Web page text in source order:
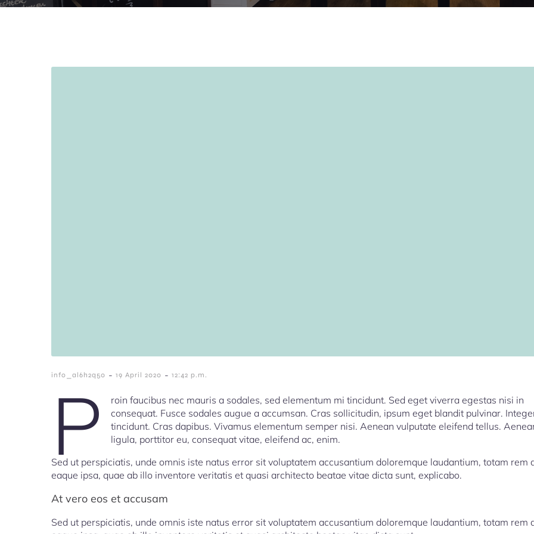
info_al6h2q50 - 19 April 2020 - 12:42 p.m.
P
roin faucibus nec mauris a sodales, sed elementum mi tincidunt. Sed eget viverra egestas nisi in
consequat. Fusce sodales augue a accumsan. Cras sollicitudin, ipsum eget blandit pulvinar.
tincidunt. Cras dapibus. Vivamus elementum semper nisi. Aenean vulputate eleifend tellus.
ligula, porttitor eu, consequat vitae, eleifend ac, enim.
Sed ut perspiciatis, unde omnis iste natus error sit voluptatem accusantium doloremque laudantium, totam rem
eaque ipsa, quae ab illo inventore veritatis et quasi architecto beatae vitae dicta sunt, explicabo.
At vero eos et accusam
Sed ut perspiciatis, unde omnis iste natus error sit voluptatem accusantium doloremque laudantium, totam rem